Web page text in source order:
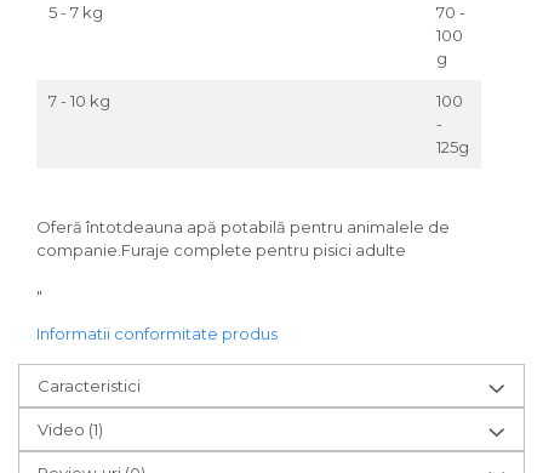
5 - 7 kg
70 -
100
g
7 - 10 kg
100
-
125g
Oferă întotdeauna apă potabilă pentru animalele de
companie.Furaje complete pentru pisici adulte
"
Informatii conformitate produs
Caracteristici
Video (1)